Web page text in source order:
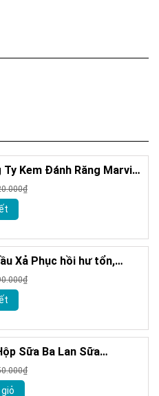
Ty Kem Đánh Răng Marvis
Bám Vết Ố Vàng Làm
Xả Phục hồi hư tổn,
ngứa da đầu hương
355ml
Sữa Ba Lan Sữa
Sữa Tươi Nguyên Kem 1 L